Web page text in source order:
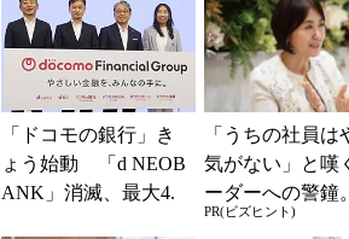
「ドコモの銀行」き
ょう始動 「d NEOB
ANK」消滅、最大4.
「うちの社員は
気がない」と嘆
ーダーへの警鐘
律型組織をつく
PR(ビズヒント)